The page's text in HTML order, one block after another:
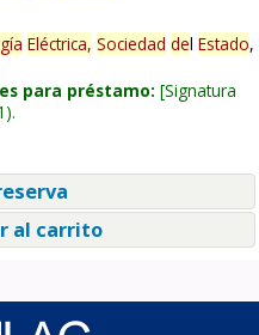
Eléctrica, Sociedad del Estado,
para préstamo: Signatura
al carrito